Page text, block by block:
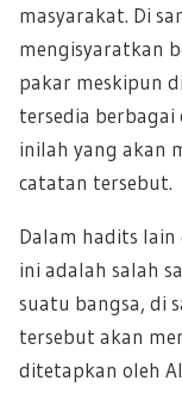
masyarakat. Di
mengisyaratkan
pakar meskipun
tersedia
inilah yang akan
catatan tersebut.
Dalam hadits
ini adalah salah
suatu bangsa, di
tersebut akan
ditetapkan oleh